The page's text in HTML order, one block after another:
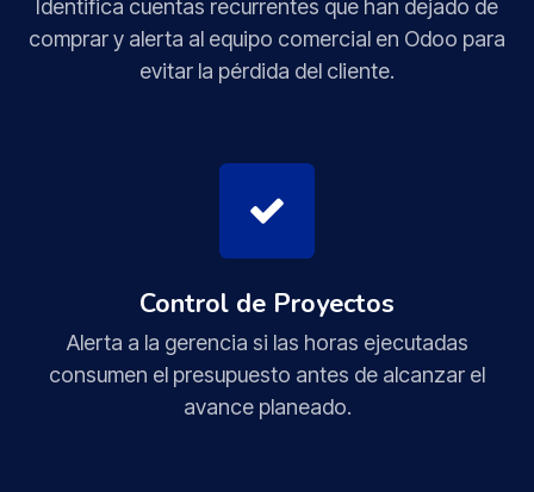
Identifica cuentas recurrentes que han dejado de
comprar y alerta al equipo comercial en Odoo para
evitar la pérdida del cliente.
Control de Proyectos
Alerta a la gerencia si las horas ejecutadas
consumen el presupuesto antes de alcanzar el
avance planeado.